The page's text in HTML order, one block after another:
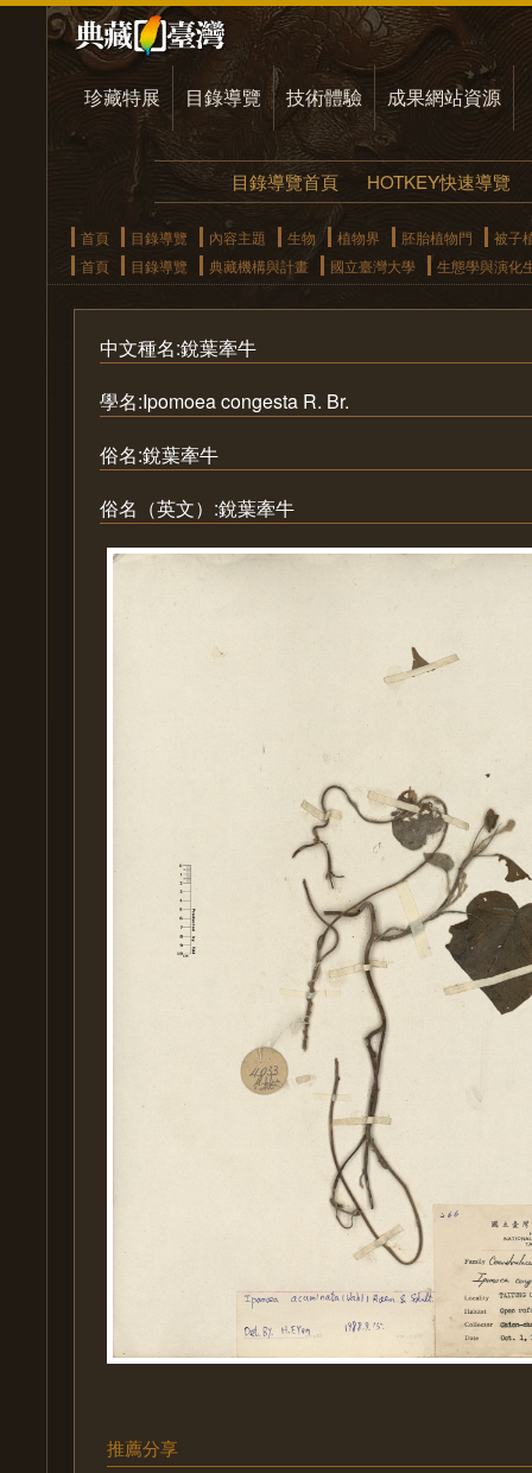
珍藏特展 目錄導覽 技術體驗 成果網站資源
目錄導覽首頁 HOTKEY快速導覽
首頁 目錄導覽 內容主題 生物 植物界 胚胎植物門
被子
首頁
目錄導覽 典藏機構與計畫 國立臺灣大學 生態學與演化
中文種名:銳葉牽牛
學名:Ipomoea congesta R. Br.
俗名:銳葉牽牛
俗名（英文）:銳葉牽牛
推薦分享